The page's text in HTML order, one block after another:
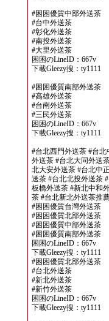
#困困優質中部外送茶
#台中外送茶
#彰化外送茶
#南投外送茶
#大里外送茶
困困のLineID：667v
下載Gleezy搜：ty1111
#困困優質南部外送茶
#高雄外送茶
#台南外送茶
#三民外送茶
困困のLineID：667v
下載Gleezy搜：ty1111
#台北西門外送茶 #台
外送茶 #台北大同外送
北大安外送茶 #台北中
送茶 #台北北投外送茶
板橋外送茶 #新北中和
茶 #台北新北外送茶推
#困困優質台灣外送茶
#困困優質北部外送茶
#困困優質中部外送茶
#困困優質南部外送茶
困困のLineID：667v
下載Gleezy搜：ty1111
#困困優質北部外送茶
#台北外送茶
#新北外送茶
#新竹外送茶
困困のLineID：667v
下載Gleezy搜：ty1111